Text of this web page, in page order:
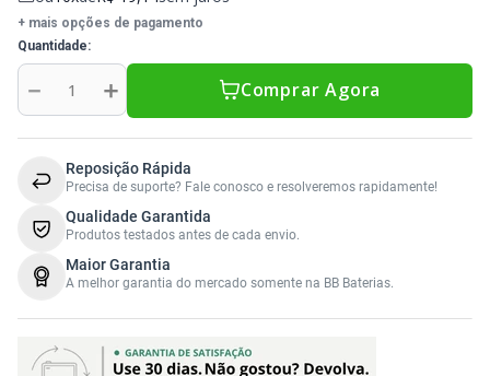
+ mais opções de pagamento
Quantidade
＋
－ Comprar Agora
Reposição Rápida
Precisa de suporte? Fale conosco e resolveremos rapidamente!
Qualidade Garantida
Produtos testados antes de cada envio.
Maior Garantia
A melhor garantia do mercado somente na BB Baterias.